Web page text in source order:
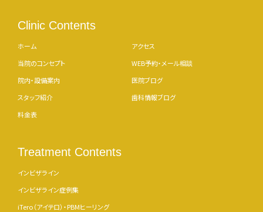
Clinic Contents
ホーム
当院のコンセプト
院内・設備案内
スタッフ紹介
料金表
アクセス
WEB予約・メール相談
医院ブログ
歯科情報ブログ
Treatment Contents
インビザライン
インビザライン症例集
iTero（アイテロ）・PBMヒーリング